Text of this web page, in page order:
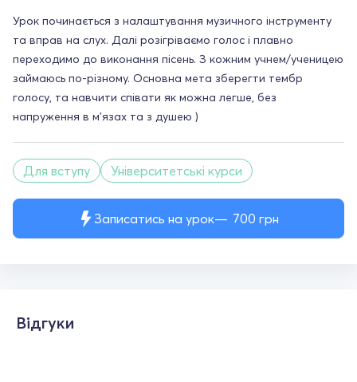
Записатись на урок 700 грн
Урок починається з налаштування музичного інструменту
та вправ на слух. Далі розігріваємо голос і плавно
переходимо до виконання пісень. З кожним учнем/ученицею
займаюсь по-різному. Основна мета зберегти тембр
голосу, та навчити співати як можна легше, без
напруження в м'язах та з душею )
Для вступу Університетські курси
Відгуки